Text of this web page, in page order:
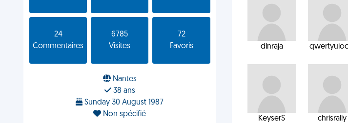
24
Commentaires
6785
Visites
72
Favoris
Nantes
38 ans
Sunday 30 August 1987
Non spécifié
dlnraja
KeyserS chrisrally